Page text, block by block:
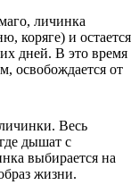
личинка
коряге) и остается
дней. В это время
освобождается от
Весь
дышат с
выбирается на
жизни.